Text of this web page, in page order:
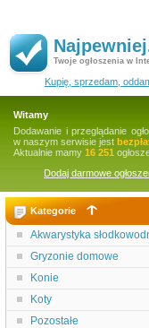
Twoje ogłoszenia w
Kupię, sprzedam,
Witamy
Dodawanie i przeglądanie
w naszym serwisie jest
Aktualnie mamy 16 251
Dodaj darmowe
Kategorie
Akwarystyka
Gryzonie domowe
Konie
Koty
Pozostałe